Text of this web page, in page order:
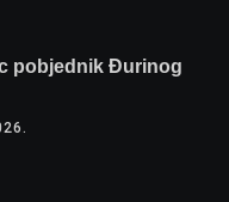
pobjednik Đurinog